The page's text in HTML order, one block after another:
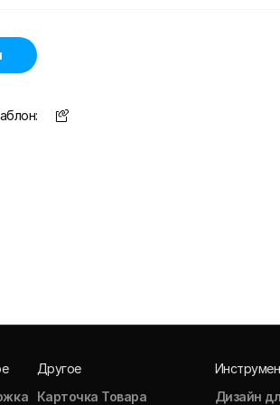
Другое
Карточка Товара
Дизайн